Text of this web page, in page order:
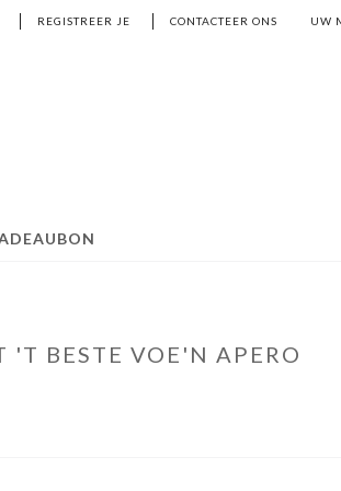
UW
REGISTREER JE CONTACTEER ONS
'T BESTE VOE'N APERO